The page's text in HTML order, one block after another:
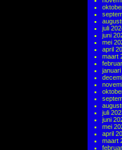
juli
juni
mei
april
maart
juli
juni
mei
april
maart